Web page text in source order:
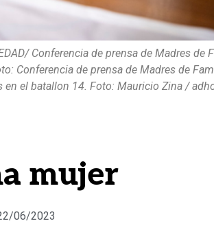
Conferencia de prensa de Madres de
Conferencia de prensa de Madres de
el batallon 14. Foto: Mauricio Zina /
mujer
06/2023